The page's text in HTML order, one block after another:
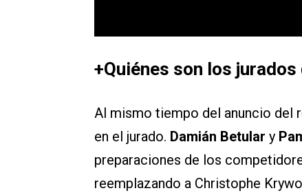
+Quiénes son los
Al mismo tiempo del anuncio del
en el jurado. Damián Betular y
preparaciones de los
reemplazando a Christophe